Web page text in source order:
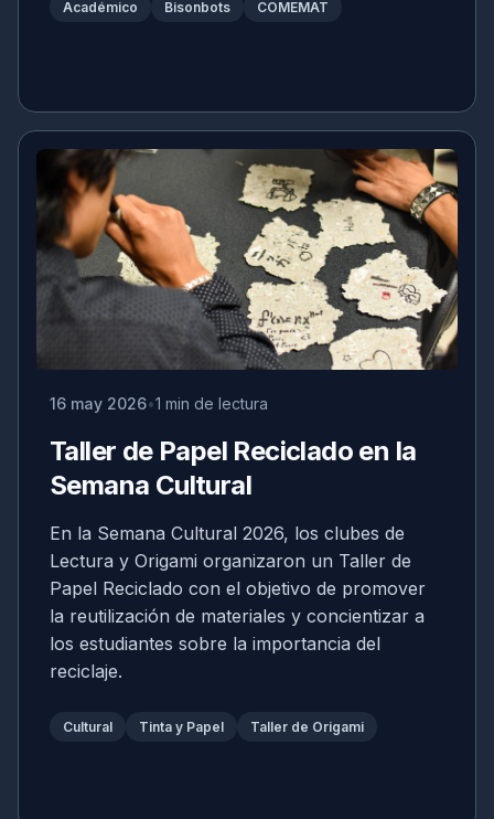
Académico Bisonbots COMEMAT
16 may 2026 1 min de lectura
Taller de Papel Reciclado en la
Semana Cultural
En la Semana Cultural 2026, los clubes de
Lectura y Origami organizaron un Taller de
Papel Reciclado con el objetivo de promover
la reutilización de materiales y concientizar a
los estudiantes sobre la importancia del
reciclaje.
Cultural Tinta y Papel Taller de Origami